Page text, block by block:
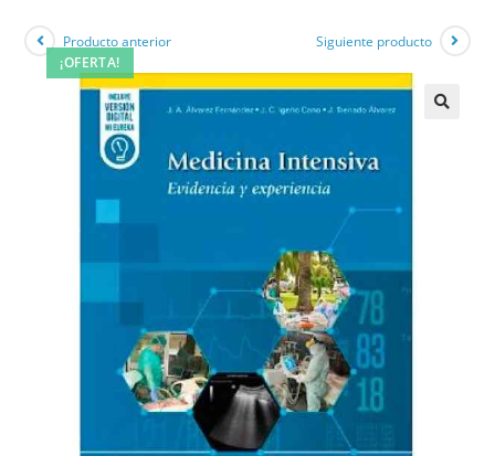
¡OFERTA!
Producto anterior Siguiente producto